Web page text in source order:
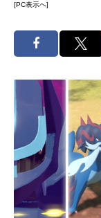
[PC表示へ]